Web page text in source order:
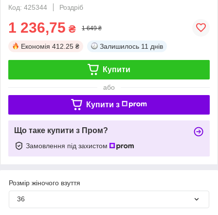
Код: 425344
Роздріб
1 236,75 ₴ 1 649 ₴
Економія 412.25 ₴ Залишилось 11 днів
Купити
або
Купити з
Що таке купити з Пром?
Замовлення під захистом
Розмір жіночого взуття
36